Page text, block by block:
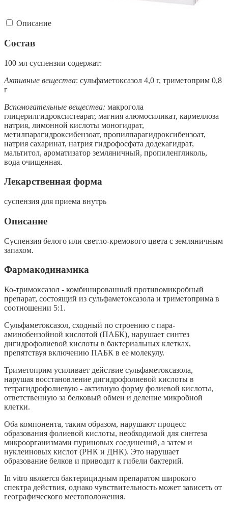
Описание
Состав
100 мл суспензии содержат:
Активные вещества: сульфаметоксазол 4,0 г, триметоприм 0,8
г
Вспомогательные вещества: макрогола
глицерилгидроксистеарат, магния алюмосиликат, кармеллоза
натрия, лимонной кислоты моногидрат,
метилпарагидроксибензоат, пропилпарагидроксибензоат,
натрия сахаринат, натрия гидрофосфата додекагидрат,
мальтитол, ароматизатор земляничный, пропиленгликоль,
вода очищенная.
Лекарственная форма
суспензия для приема внутрь
Описание
Суспензия белого или светло-кремового цвета с земляничным
запахом.
Фармакодинамика
Ко-тримоксазол - комбинированный противомикробный
препарат, состоящий из сульфаметоксазола и триметоприма в
соотношении 5:1.
Сульфаметоксазол, сходный по строению с пара-
аминобензойной кислотой (ПАБК), нарушает синтез
дигидрофолиевой кислоты в бактериальных клетках,
препятствуя включению ПАБК в ее молекулу.
Триметоприм усиливает действие сульфаметоксазола,
нарушая восстановление дигидрофолиевой кислоты в
тетрагидрофолиевую - активную форму фолиевой кислоты,
ответственную за белковый обмен и деление микробной
клетки.
Оба компонента, таким образом, нарушают процесс
образования фолиевой кислоты, необходимой для синтеза
микроорганизмами пуриновых соединений, а затем и
нуклеиновых кислот (РНК и ДНК). Это нарушает
образование белков и приводит к гибели бактерий.
In vitro является бактерицидным препаратом широкого
спектра действия, однако чувствительность может зависеть от
географического местоположения.